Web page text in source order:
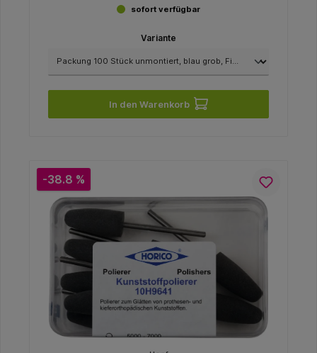
sofort verfügbar
Variante
In den Warenkorb
-38.8 %